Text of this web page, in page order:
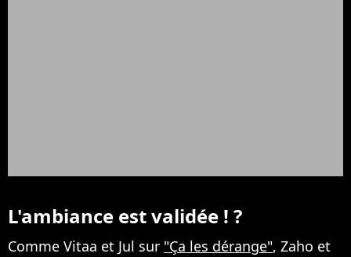
L'ambiance est validée ! ?
Comme Vitaa et Jul sur "Ça les dérange", Zaho et